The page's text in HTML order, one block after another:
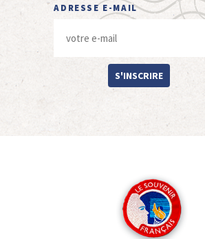
ADRESSE E-MAIL
S'INSCRIRE